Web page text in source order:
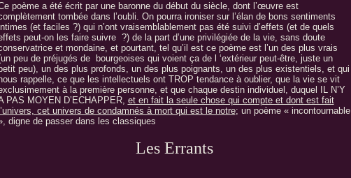
poème a été écrit par une baronne du début du siècle, dont l’œuvre est
tombée dans l’oubli. On pourra ironiser sur l’élan de bons sentiments
(et faciles ?) qui n’ont vraisemblablement pas été suivi d’effets (et de quels
peut-on les faire suivre ?) de la part d’une privilégiée de la vie, sans doute
et mondaine, et pourtant, tel qu’il est ce poème est l’un des plus vrais
peu de préjugés de bourgeoises qui voient ça de l ‘extérieur peut-être, juste un
peu), un des plus profonds, un des plus poignants, un des plus existentiels, et qui
rappelle, ce que les intellectuels ont TROP tendance à oublier, que la vie se vit
à la première personne, et que chaque destin individuel, duquel IL N’Y
PAS MOYEN D’ECHAPPER, et en fait la seule chose qui compte et dont est fait
l’univers, cet univers de condamnés à mort qui est le notre; un poème « incontournable
digne de passer dans les classiques
Les Errants